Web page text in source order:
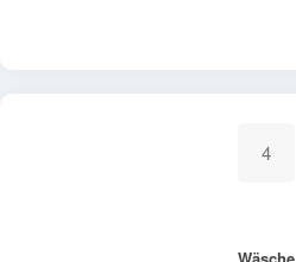
4
Wäsche